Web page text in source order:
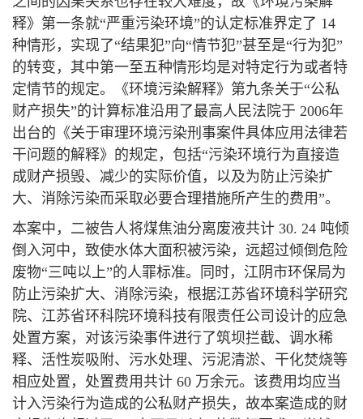
释》第一条就“严重污染环境”的认定标准界定了 14
种情形，实现了“结果犯”向“情节犯”甚至是“行为犯”
的转变，其中第一至五种情形均是对特定行为或者特
定情节的规定。《环境污染解释》第九条关于“公私
财产损失”的计算标准沿用了最高人民法院于 2006年
出台的《关于审理环境污染刑事案件具体应用法律若
干问题的解释》的规定，包括“污染环境行为直接造
成财产损毁、减少的实际价值，以及为防止污染扩
大、消除污染而采取必要合理措施所产生的费用”。
本案中，二被告人将煤焦油分离废液共计 30. 24 吨倾
倒入河中，致使水体大面积被污染，远超过倾倒危险
废物“三吨以上”的人罪标准。同时，江阴市环保局为
防止污染扩大、消除污染，根据江苏省环境科学研究
院、江苏省环科院环境科技有限责任公司设计的应急
处置方案，对该污染事件进行了筑坝拦截、调水稀
释、活性炭吸附、污水处理、污泥清淤、干化焚烧等
相应处置，处置费用共计 60 万余元。该费用均应当
计入污染行为造成的公私财产损失，故本案造成的财